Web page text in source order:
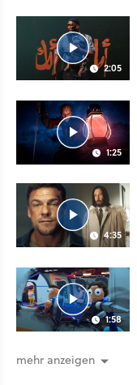
2:05
1:25
4:35
1:58
mehr anzeigen